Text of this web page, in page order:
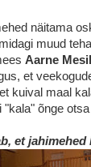
näitama
muud
Aarne
et
kuival maal
õnge
et